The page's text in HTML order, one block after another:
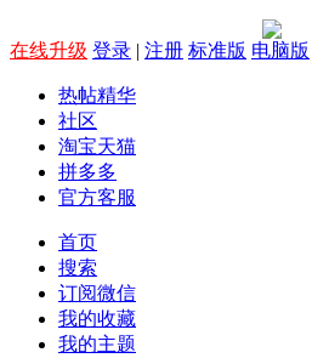
在线升级 登录 | 注册 标准版 电脑版
热帖精华
社区
淘宝天猫
拼多多
官方客服
首页
搜索
订阅微信
我的收藏
我的主题